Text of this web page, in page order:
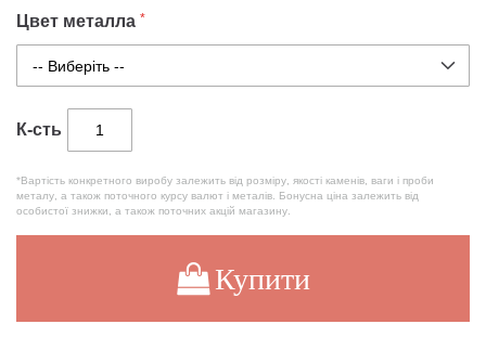
Цвет металла
К-сть
*Вартість конкретного виробу залежить від розміру, якості каменів, ваги і проби
металу, а також поточного курсу валют і металів. Бонусна ціна залежить від
особистої знижки, а також поточних акцій магазину.
Купити